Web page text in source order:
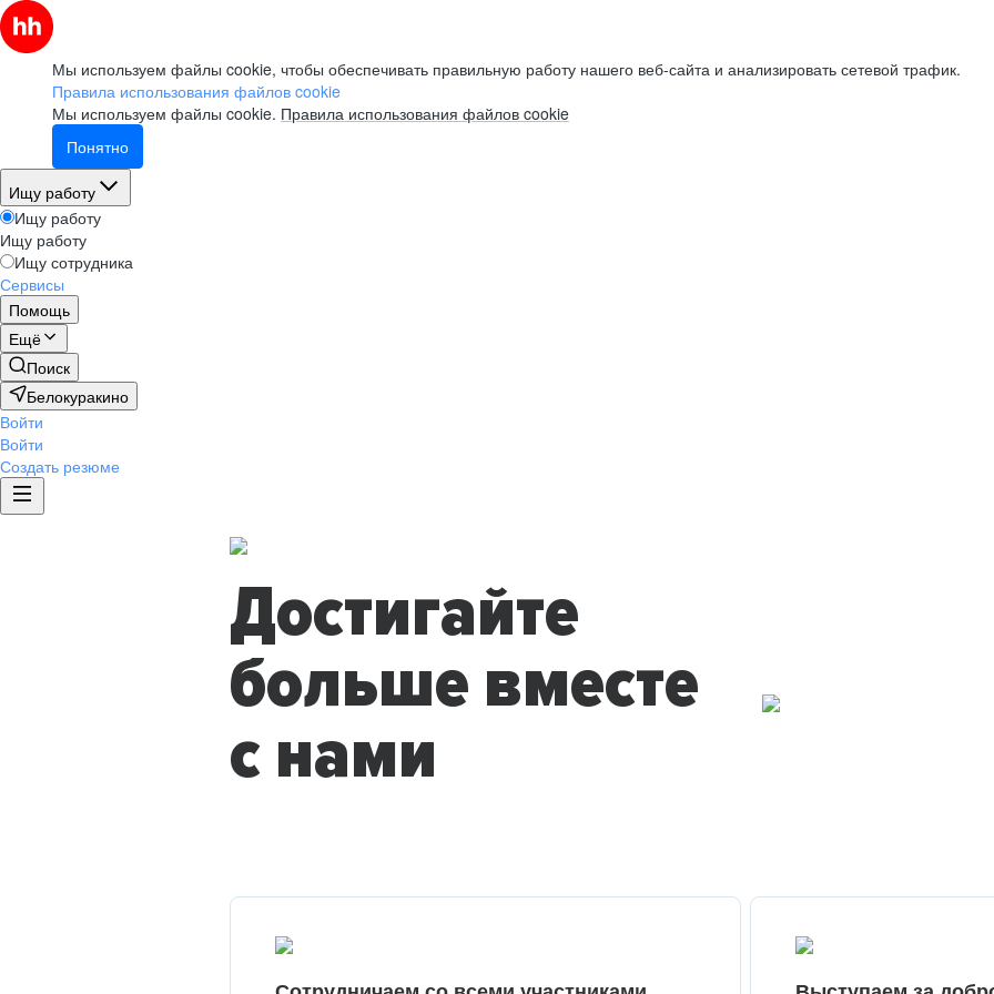
Мы используем файлы cookie, чтобы обеспечивать правильную работу нашего веб-сайта и анализировать сетевой трафик.
Правила использования файлов cookie
Мы используем файлы cookie. Правила использования файлов cookie
Понятно
Ищу работу
Ищу работу
Ищу работу
Ищу сотрудника
Сервисы
Помощь
Ещё
Поиск
Белокуракино
Войти
Войти
Создать резюме
Достигайте
больше вместе
с нами